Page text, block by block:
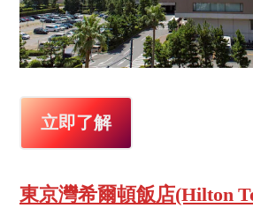
立即了解
東京灣希爾頓飯店(Hilton